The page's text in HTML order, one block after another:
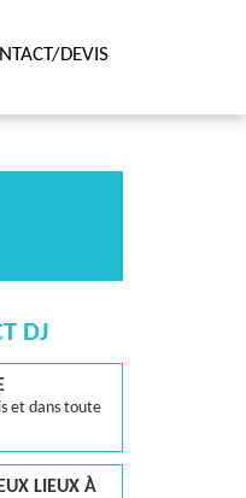
DEVIS
DJ
et dans toute
LIEUX À